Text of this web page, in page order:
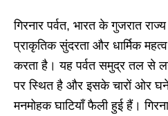
गिरनार पर्वत, भारत के गुजरात
प्राकृतिक सुंदरता और धार्मिक
करता है। यह पर्वत समुद्र तल से
पर स्थित है और इसके चारों ओर
मनमोहक घाटियाँ फैली हुई हैं।